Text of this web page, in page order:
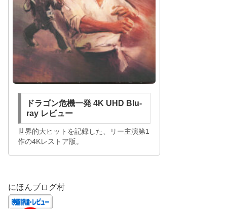
ドラゴン危機一発 4K UHD Blu-
ray レビュー
世界的大ヒットを記録した、リー主演第1
作の4Kレストア版。
にほんブログ村